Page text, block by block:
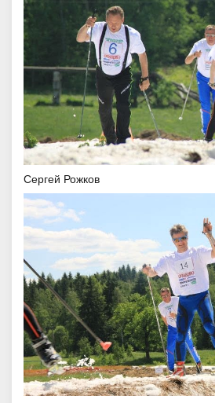
Сергей Рожков